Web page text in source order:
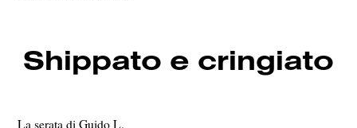
Shippato e cringiato
La serata di Guido L.